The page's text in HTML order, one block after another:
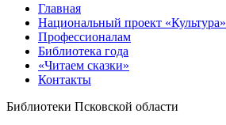
Главная
Национальный проект «Культура»
Профессионалам
Библиотека года
«Читаем сказки»
Контакты
Библиотеки Псковской области